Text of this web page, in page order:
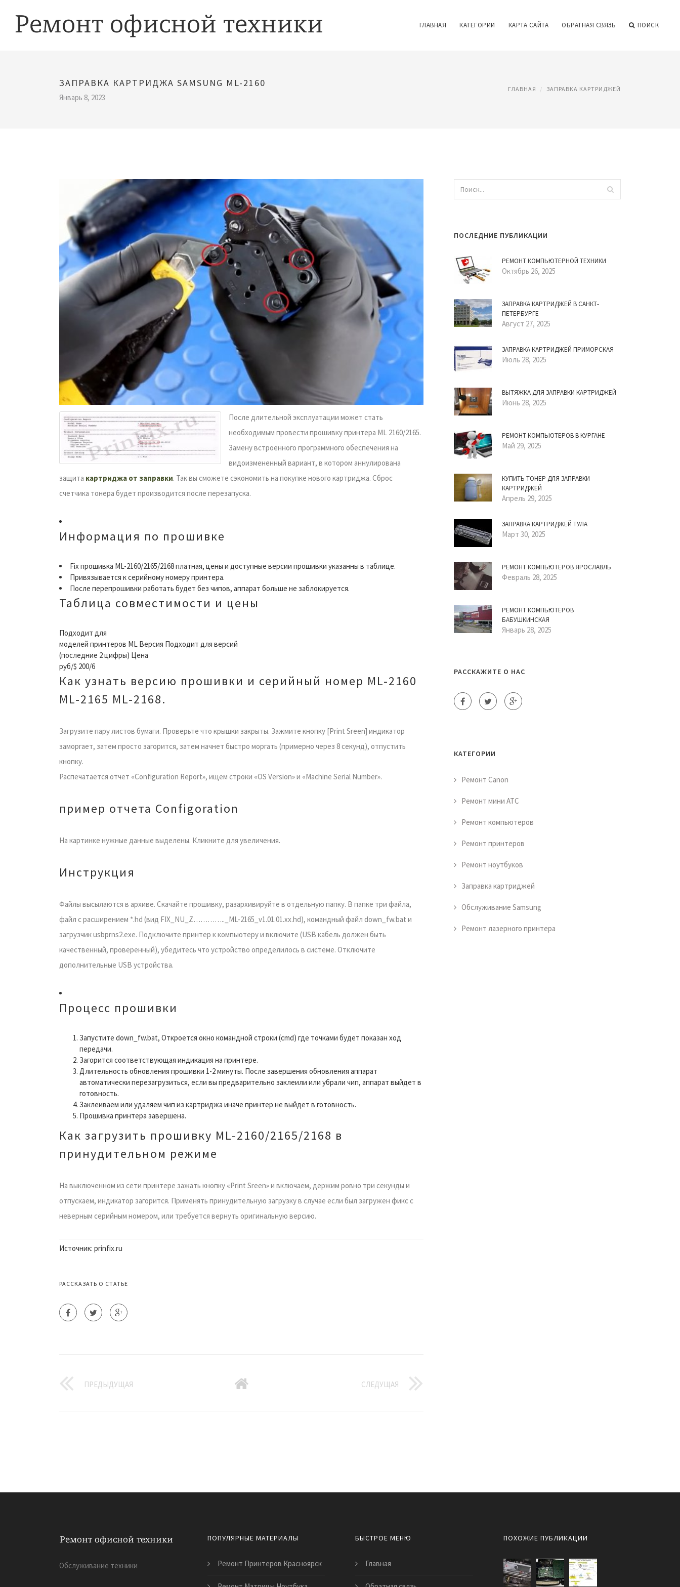
ГЛАВНАЯ КАТЕГОРИИ КАРТА САЙТА ОБРАТНАЯ СВЯЗЬ ПОИСК
ЗАПРАВКА КАРТРИДЖА SAMSUNG ML-2160
Январь 8, 2023
ГЛАВНАЯ ЗАПРАВКА КАРТРИДЖЕЙ
После длительной эксплуатации может стать
необходимым провести прошивку принтера ML 2160/2165.
Замену встроенного программного обеспечения на
видоизмененный вариант, в котором аннулирована
защита картриджа от заправки. Так вы сможете сэкономить на покупке нового картриджа. Сброс
счетчика тонера будет производится после перезапуска.
Информация по прошивке
Fix прошивка ML-2160/2165/2168 платная, цены и доступные версии прошивки указанны в таблице.
Привязывается к серийному номеру принтера.
После перепрошивки работать будет без чипов, аппарат больше не заблокируется.
Таблица совместимости и цены
Подходит для
моделей принтеров ML Версия Подходит для версий
(последние 2 цифры) Цена
руб/$ 200/6
Как узнать версию прошивки и серийный номер ML-2160
ML-2165 ML-2168.
Загрузите пару листов бумаги. Проверьте что крышки закрыты. Зажмите кнопку [Print Sreen] индикатор
заморгает, затем просто загорится, затем начнет быстро моргать (примерно через 8 секунд), отпустить
кнопку.
Распечатается отчет «Configuration Report», ищем строки «OS Version» и «Machine Serial Number».
пример отчета Configoration
На картинке нужные данные выделены. Кликните для увеличения.
Инструкция
Файлы высылаются в архиве. Скачайте прошивку, разархивируйте в отдельную папку. В папке три файла,
файл с расширением *.hd (вид FIX_NU_Z………….._ML-2165_v1.01.01.xx.hd), командный файл down_fw.bat и
загрузчик usbprns2.exe. Подключите принтер к компьютеру и включите (USB кабель должен быть
качественный, проверенный), убедитесь что устройство определилось в системе. Отключите
дополнительные USB устройства.
Процесс прошивки
Запустите down_fw.bat, Откроется окно командной строки (cmd) где точками будет показан ход
передачи.
Загорится соответствующая индикация на принтере.
Длительность обновления прошивки 1-2 минуты. После завершения обновления аппарат
автоматически перезагрузиться, если вы предварительно заклеили или убрали чип, аппарат выйдет в
готовность.
Заклеиваем или удаляем чип из картриджа иначе принтер не выйдет в готовность.
Прошивка принтера завершена.
Как загрузить прошивку ML-2160/2165/2168 в
принудительном режиме
На выключенном из сети принтере зажать кнопку «Print Sreen» и включаем, держим ровно три секунды и
отпускаем, индикатор загорится. Применять принудительную загрузку в случае если был загружен фикс с
неверным серийным номером, или требуется вернуть оригинальную версию.
Источник: prinfix.ru
РАССКАЗАТЬ О СТАТЬЕ
ПРЕДЫДУЩАЯ СЛЕДУЩАЯ
ПОСЛЕДНИЕ ПУБЛИКАЦИИ
РЕМОНТ КОМПЬЮТЕРНОЙ ТЕХНИКИ
Октябрь 26, 2025
ЗАПРАВКА КАРТРИДЖЕЙ В САНКТ-
ПЕТЕРБУРГЕ
Август 27, 2025
ЗАПРАВКА КАРТРИДЖЕЙ ПРИМОРСКАЯ
Июль 28, 2025
ВЫТЯЖКА ДЛЯ ЗАПРАВКИ КАРТРИДЖЕЙ
Июнь 28, 2025
РЕМОНТ КОМПЬЮТЕРОВ В КУРГАНЕ
Май 29, 2025
КУПИТЬ ТОНЕР ДЛЯ ЗАПРАВКИ
КАРТРИДЖЕЙ
Апрель 29, 2025
ЗАПРАВКА КАРТРИДЖЕЙ ТУЛА
Март 30, 2025
РЕМОНТ КОМПЬЮТЕРОВ ЯРОСЛАВЛЬ
Февраль 28, 2025
РЕМОНТ КОМПЬЮТЕРОВ
БАБУШКИНСКАЯ
Январь 28, 2025
РАССКАЖИТЕ О НАС
КАТЕГОРИИ
Ремонт Canon
Ремонт мини АТС
Ремонт компьютеров
Ремонт принтеров
Ремонт ноутбуков
Заправка картриджей
Обслуживание Samsung
Ремонт лазерного принтера
Обслуживание техники
ПОПУЛЯРНЫЕ МАТЕРИАЛЫ
Ремонт Принтеров Красноярск
БЫСТРОЕ МЕНЮ
Главная
ПОХОЖИЕ ПУБЛИКАЦИИ